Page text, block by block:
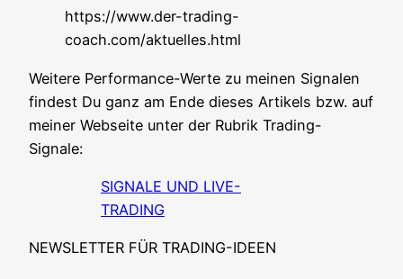
https://www.der-trading-
coach.com/aktuelles.html
Wei­te­re Per­for­mance-Wer­te zu mei­nen Signa­len
fin­dest Du ganz am Ende die­ses Arti­kels bzw. auf
mei­ner Web­sei­te unter der Rubrik Trading-
Signale:
SIGNALE UND LIVE-
TRADING
NEWSLETTER FÜR TRADING-IDEEN